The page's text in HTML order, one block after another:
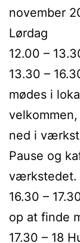
november
Lørdag
12.00 –
13.30 –
mødes i
ned i
Pause og
værkstedet.
16.30 –
op at finde
17.30 – 18